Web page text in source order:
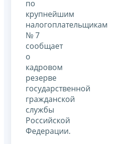
по
крупнейшим
налогоплательщикам
№ 7
сообщает
о
кадровом
резерве
государственной
гражданской
службы
Российской
Федерации.